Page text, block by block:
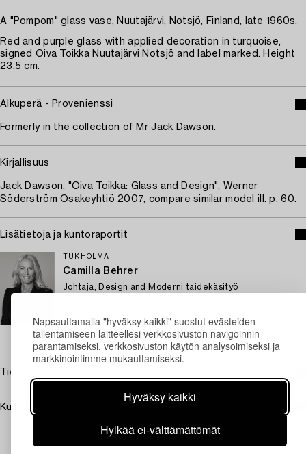
Napsauttamalla "hyväksy kaikki" suostut evästeiden
tallentamiseen laitteellesi verkkosivuston navigoinnin
parantamiseksi, verkkosivuston käytön analysoimiseksi ja
markkinointimme mukauttamiseksi.
Hyväksy kaikki
Hylkää ei-välttämättömät
A "Pompom" glass vase, Nuutajärvi, Notsjö, Finland, late 1960s.
Red and purple glass with applied decoration in turquoise,
signed Oiva Toikka Nuutajärvi Notsjö and label marked. Height
23.5 cm.
Alkuperä - Provenienssi
Formerly in the collection of Mr Jack Dawson.
Kirjallisuus
Jack Dawson, "Oiva Toikka: Glass and Design", Werner
Söderström Osakeyhtiö 2007, compare similar model ill. p. 60.
Lisätietoja ja kuntoraportit
TUKHOLMA
Camilla Behrer
Johtaja, Design and Moderni taidekäsityö
Sähköposti
→ Kysyttyjä esineitä
Tietoa ostamisesta
Kuvan käyttöoikeudet